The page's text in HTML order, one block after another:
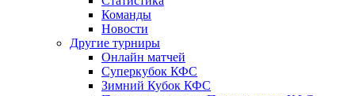
Команды
Новости
Другие турниры
Онлайн матчей
Суперкубок КФС
Зимний Кубок КФС